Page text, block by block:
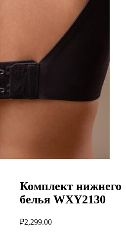
Комплект нижнего
белья WXY2130
₽2,299.00